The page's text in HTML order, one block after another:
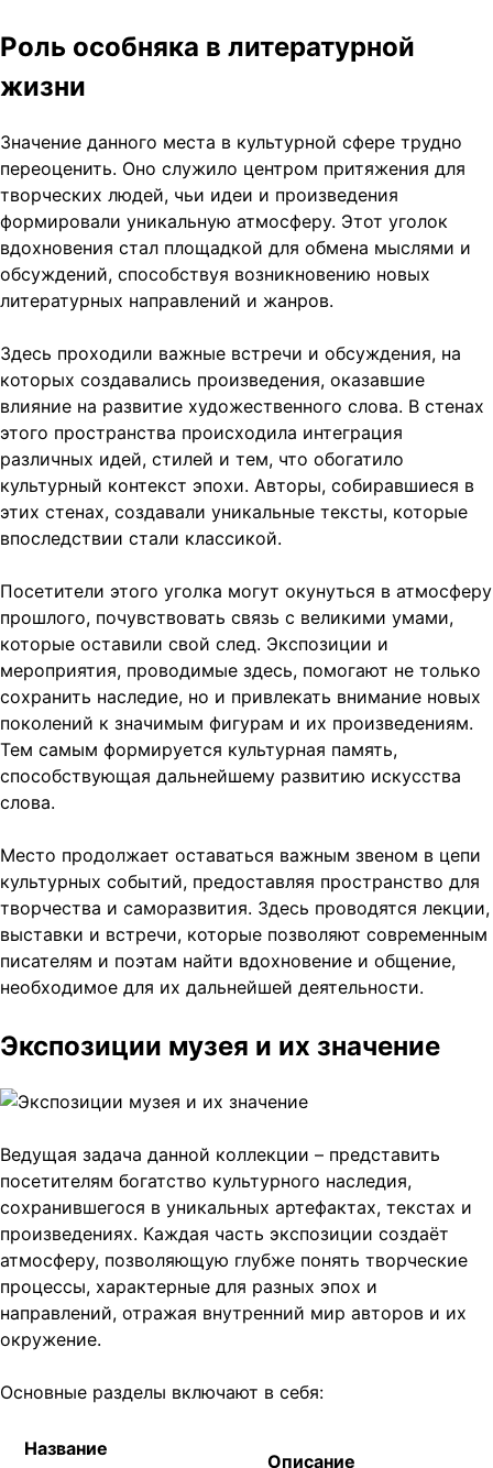
Роль особняка в литературной
жизни
Значение данного места в культурной сфере трудно
переоценить. Оно служило центром притяжения для
творческих людей, чьи идеи и произведения
формировали уникальную атмосферу. Этот уголок
вдохновения стал площадкой для обмена мыслями и
обсуждений, способствуя возникновению новых
литературных направлений и жанров.
Здесь проходили важные встречи и обсуждения, на
которых создавались произведения, оказавшие
влияние на развитие художественного слова. В стенах
этого пространства происходила интеграция
различных идей, стилей и тем, что обогатило
культурный контекст эпохи. Авторы, собиравшиеся в
этих стенах, создавали уникальные тексты, которые
впоследствии стали классикой.
Посетители этого уголка могут окунуться в атмосферу
прошлого, почувствовать связь с великими умами,
которые оставили свой след. Экспозиции и
мероприятия, проводимые здесь, помогают не только
сохранить наследие, но и привлекать внимание новых
поколений к значимым фигурам и их произведениям.
Тем самым формируется культурная память,
способствующая дальнейшему развитию искусства
слова.
Место продолжает оставаться важным звеном в цепи
культурных событий, предоставляя пространство для
творчества и саморазвития. Здесь проводятся лекции,
выставки и встречи, которые позволяют современным
писателям и поэтам найти вдохновение и общение,
необходимое для их дальнейшей деятельности.
Экспозиции музея и их значение
Ведущая задача данной коллекции – представить
посетителям богатство культурного наследия,
сохранившегося в уникальных артефактах, текстах и
произведениях. Каждая часть экспозиции создаёт
атмосферу, позволяющую глубже понять творческие
процессы, характерные для разных эпох и
направлений, отражая внутренний мир авторов и их
окружение.
Основные разделы включают в себя:
Название
Описание